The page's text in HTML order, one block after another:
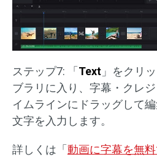
ステップ7: 「 Text 」をクリ
ブラリに入り、字幕・クレ
イムラインにドラッグして編
文字を入力します。
詳しくは「 動画に字幕を無